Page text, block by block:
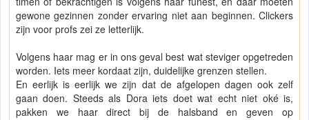
gewone gezinnen zonder ervaring niet aan beginnen. Clickers
zijn voor profs zei ze letterlijk.
Volgens haar mag er in ons geval best wat steviger opgetreden
worden. Iets meer kordaat zijn, duidelijke grenzen stellen.
En eerlijk is eerlijk we zijn dat de afgelopen dagen ook zelf
gaan doen. Steeds als Dora iets doet wat echt niet oké is,
pakken we haar direct bij de halsband en geven op